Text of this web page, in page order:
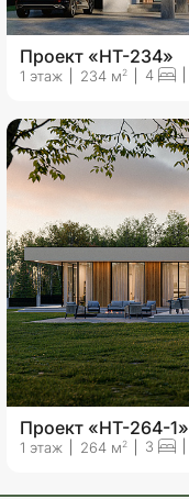
Проект «HT-234»
1 этаж 234 м2 4
Проект «HT-264-1»
1 этаж 264 м2 3